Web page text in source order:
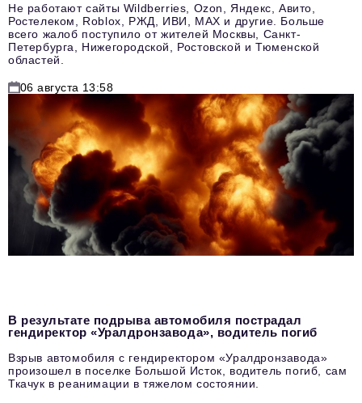
Не работают сайты Wildberries, Ozon, Яндекс, Авито,
Ростелеком, Roblox, РЖД, ИВИ, MAX и другие. Больше
всего жалоб поступило от жителей Москвы, Санкт-
Петербурга, Нижегородской, Ростовской и Тюменской
областей.
06 августа 13:58
В результате подрыва автомобиля пострадал
гендиректор «Уралдронзавода», водитель погиб
Взрыв автомобиля с гендиректором «Уралдронзавода»
произошел в поселке Большой Исток, водитель погиб, сам
Ткачук в реанимации в тяжелом состоянии.